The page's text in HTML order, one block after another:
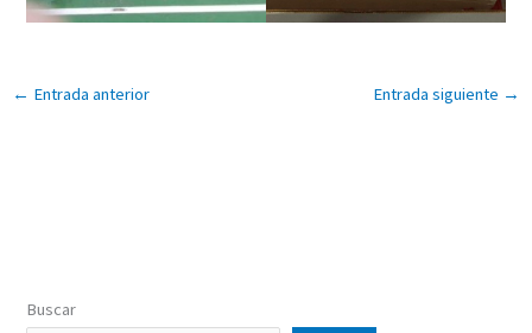
Buscar
← Entrada anterior Entrada siguiente →